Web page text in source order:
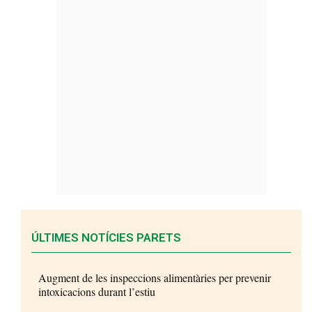
ÚLTIMES NOTÍCIES PARETS
Augment de les inspeccions alimentàries per prevenir
intoxicacions durant l’estiu